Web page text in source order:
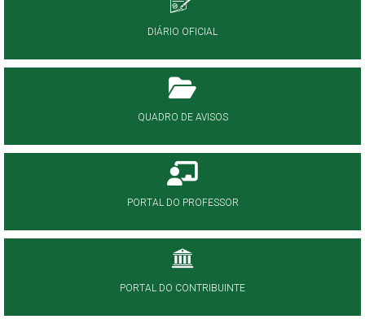
DIÁRIO OFICIAL
QUADRO DE AVISOS
PORTAL DO PROFESSOR
PORTAL DO CONTRIBUINTE